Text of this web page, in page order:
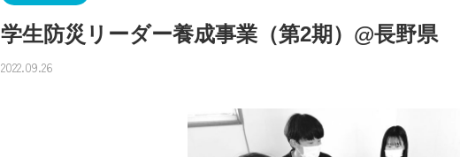
学生防災リーダー養成事業（第2期）@長野県
2022.09.26